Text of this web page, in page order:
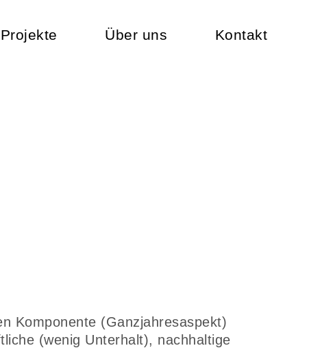
Projekte Über uns Kontakt
Komponente (Ganzjahresaspekt)
(wenig Unterhalt), nachhaltige